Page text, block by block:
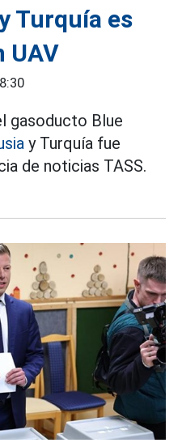
Turquía es
UAV
gasoducto Blue
y Turquía fue
de noticias TASS.